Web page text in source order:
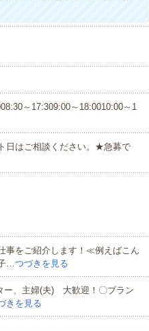
～17:309:00～18:0010:00～1
日はご相談ください。★急募で
事をご紹介します！≪例えばこん
…つづきを見る
ー、主婦(夫) 大歓迎！〇ブラン
きを見る